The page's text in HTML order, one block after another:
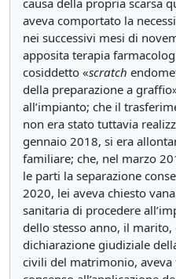
aveva comportato la
nei successivi mesi di
apposita terapia
cosiddetto «scratch
della preparazione a
all’impianto; che il
non era stato tuttavia
gennaio 2018, si era
familiare; che, nel marzo
le parti la separazione
2020, lei aveva chiesto
sanitaria di procedere
dello stesso anno, il
dichiarazione giudiziale
civili del matrimonio,